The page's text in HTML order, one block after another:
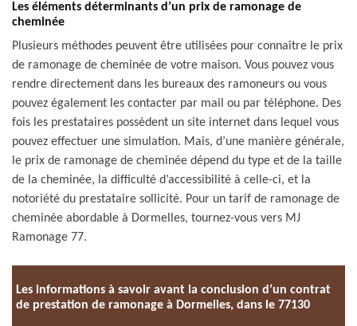
Les éléments déterminants d’un prix de ramonage de
cheminée
Plusieurs méthodes peuvent être utilisées pour connaître le prix
de ramonage de cheminée de votre maison. Vous pouvez vous
rendre directement dans les bureaux des ramoneurs ou vous
pouvez également les contacter par mail ou par téléphone. Des
fois les prestataires possèdent un site internet dans lequel vous
pouvez effectuer une simulation. Mais, d’une manière générale,
le prix de ramonage de cheminée dépend du type et de la taille
de la cheminée, la difficulté d’accessibilité à celle-ci, et la
notoriété du prestataire sollicité. Pour un tarif de ramonage de
cheminée abordable à Dormelles, tournez-vous vers MJ
Ramonage 77.
Les informations à savoir avant la conclusion d’un contrat
de prestation de ramonage à Dormelles, dans le 77130